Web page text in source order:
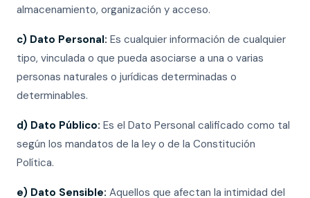
almacenamiento, organización y acceso.
c) Dato Personal: Es cualquier información de cualquier
tipo, vinculada o que pueda asociarse a una o varias
personas naturales o jurídicas determinadas o
determinables.
d) Dato Público: Es el Dato Personal calificado como tal
según los mandatos de la ley o de la Constitución
Política.
e) Dato Sensible: Aquellos que afectan la intimidad del